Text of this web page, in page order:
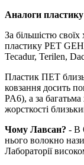
Аналоги
За більшістю
пластику PET
Tecadur, Terilen,
Пластик ПЕТ
ковзання досить
PA6), а за багатьма
жорсткості
Чому Лавсан? - В
нього волокно
Лабораторії